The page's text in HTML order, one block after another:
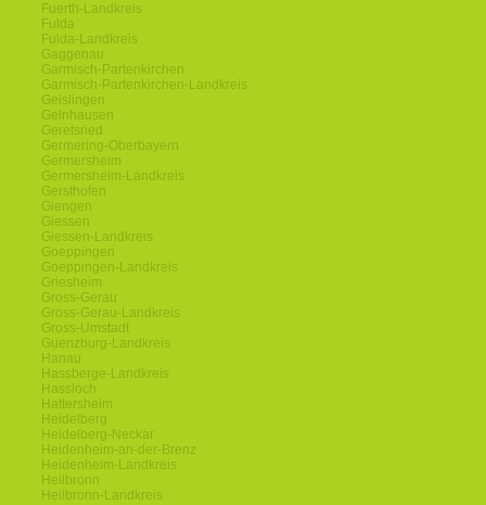
Fuerth-Landkreis
Fulda
Fulda-Landkreis
Gaggenau
Garmisch-Partenkirchen
Garmisch-Partenkirchen-Landkreis
Geislingen
Gelnhausen
Geretsried
Germering-Oberbayern
Germersheim
Germersheim-Landkreis
Gersthofen
Giengen
Giessen
Giessen-Landkreis
Goeppingen
Goeppingen-Landkreis
Griesheim
Gross-Gerau
Gross-Gerau-Landkreis
Gross-Umstadt
Guenzburg-Landkreis
Hanau
Hassberge-Landkreis
Hassloch
Hattersheim
Heidelberg
Heidelberg-Neckar
Heidenheim-an-der-Brenz
Heidenheim-Landkreis
Heilbronn
Heilbronn-Landkreis